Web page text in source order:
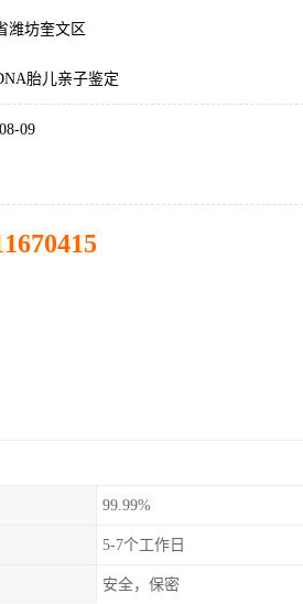
潍坊奎文区
胎儿亲子鉴定
09
99.99%
5-7个工作日
安全，保密